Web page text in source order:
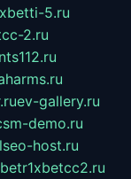
5.ru
2.ru
ev-gallery.ru
demo.ru
host.ru